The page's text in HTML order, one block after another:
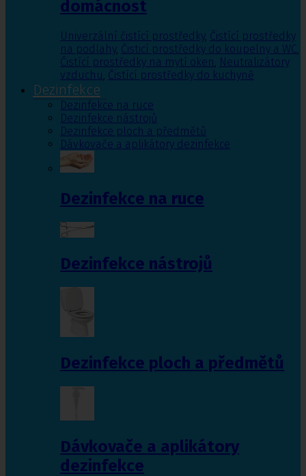
domácnost
Univerzální čistící prostředky, Čistící prostředky
na podlahy, Čisticí prostředky do koupelny a WC,
Čistící prostředky na mytí oken, Neutralizátory
vzduchu, Čistící prostředky do kuchyně
Dezinfekce
Dezinfekce na ruce
Dezinfekce nástrojů
Dezinfekce ploch a předmětů
Dávkovače a aplikátory dezinfekce
Dezinfekce na ruce
Dezinfekce nástrojů
Dezinfekce ploch a předmětů
Dávkovače a aplikátory
dezinfekce